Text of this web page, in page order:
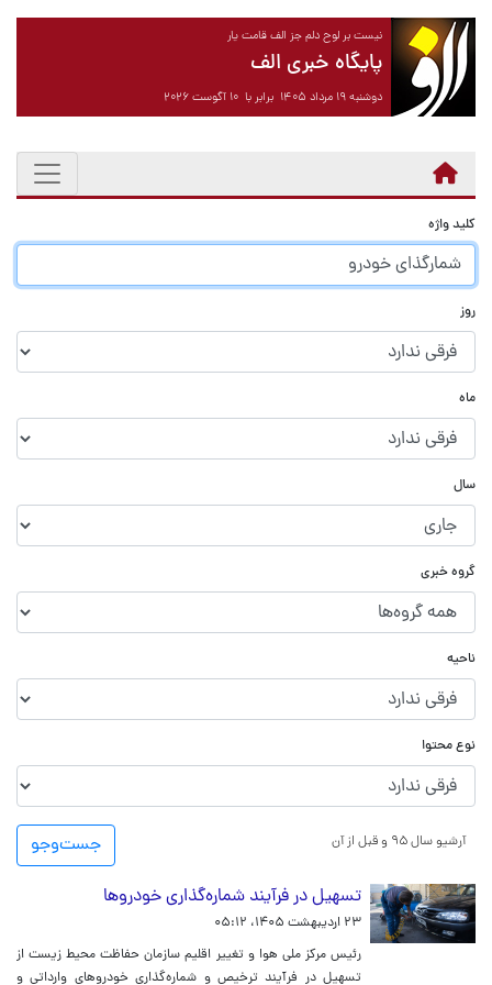
نیست بر لوح دلم جز الف قامت یار
پایگاه خبری الف
دوشنبه ۱۹ مرداد ۱۴۰۵ برابر با ۱۰ آگوست ۲۰۲۶
کلید واژه
روز
ماه
سال
گروه خبری
ناحیه
نوع محتوا
جست‌و‌جو آرشیو سال ۹۵ و قبل از آن
تسهیل در فرآیند شماره‌گذاری خودروها
۲۳ اردیبهشت ۱۴۰۵، ۰۵:۱۲
رئیس مرکز ملی هوا و تغییر اقلیم سازمان حفاظت محیط زیست از
تسهیل در فرآیند ترخیص و شماره‌گذاری خودروهای وارداتی و